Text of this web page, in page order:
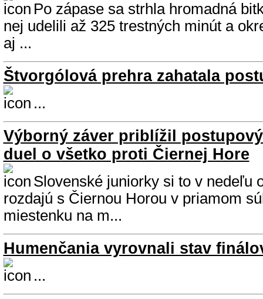
Po zápase sa strhla hromadná
nej udelili až 325 trestných minút a
aj ...
Štvorgólová prehra zahatala
...
Výborný záver priblížil
duel o všetko proti Čiernej Hore
Slovenské juniorky si to v nedeľu
rozdajú s Čiernou Horou v priamom
miestenku na m...
Humenčania vyrovnali stav
...